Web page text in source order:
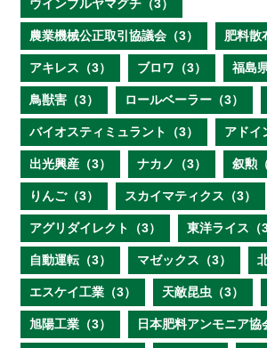
ウインブルヤマグチ（3）
農業機械公正取引協議会（3） 肥料散
アキレス（3） ブロワ（3） 福島
鳥獣害（3） ロールベーラー（3）
バイオスティミュラント（3） アドイ
出光興産（3） ナカノ（3） 叙勲
りんご（3） スカイマティクス（3）
アグリダイレクト（3） 東洋ライス（3
自動運転（3） マゼックス（3）
エスケイ工業（3） 天敵昆虫（3）
旭陽工業（3） 日本肥料アンモニア協